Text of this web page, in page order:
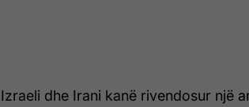
Izraeli dhe Irani kanë rivendosur një